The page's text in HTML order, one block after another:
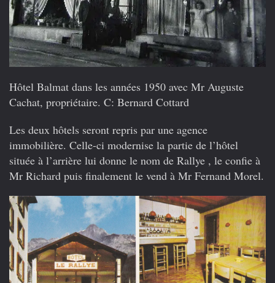
Hôtel Balmat dans les années 1950 avec Mr Auguste
Cachat, propriétaire. C: Bernard Cottard
Les deux hôtels seront repris par une agence
immobilière. Celle-ci modernise la partie de l’hôtel
située à l’arrière lui donne le nom de Rallye , le confie à
Mr Richard puis finalement le vend à Mr Fernand Morel.